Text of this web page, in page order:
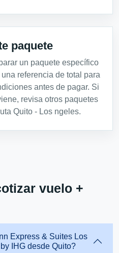
paquete
un paquete específico
referencia de total para
antes de pagar. Si
revisa otros paquetes
Quito - Los ngeles.
vuelo +
Express & Suites Los
IHG desde Quito?